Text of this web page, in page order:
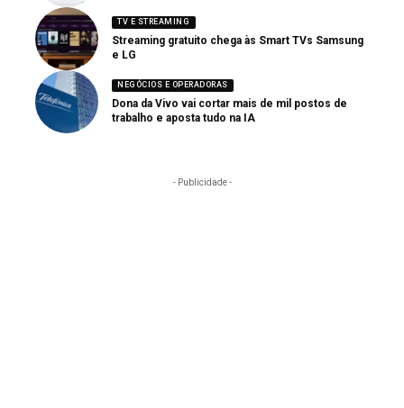
TV E STREAMING
Streaming gratuito chega às Smart TVs Samsung
e LG
NEGÓCIOS E OPERADORAS
Dona da Vivo vai cortar mais de mil postos de
trabalho e aposta tudo na IA
- Publicidade -